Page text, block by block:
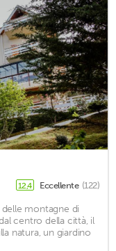
12,4 Eccellente (122)
montagne di
centro della città, il
natura, un giardino